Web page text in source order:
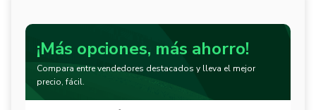
¡Más opciones, más ahorro!
Compara entre vendedores destacados y lleva el mejor
precio, fácil.